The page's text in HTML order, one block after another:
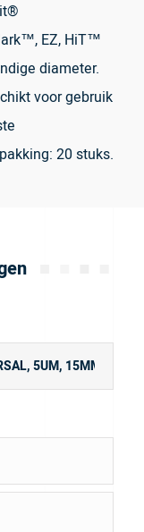
EZ, HiT™
diameter.
voor gebruik
20 stuks.